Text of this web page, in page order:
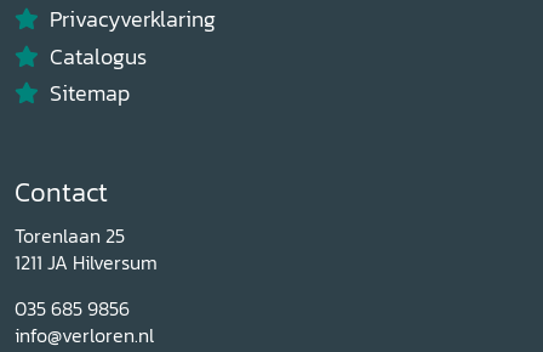
Privacyverklaring
Catalogus
Sitemap
Contact
Torenlaan 25
1211 JA Hilversum
035 685 9856
info@verloren.nl